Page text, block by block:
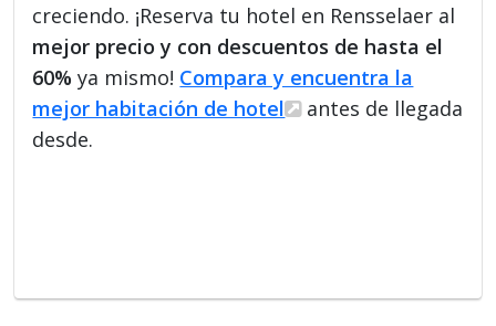
creciendo. ¡Reserva tu hotel en Rensselaer al
mejor precio y con descuentos de hasta el
60% ya mismo! Compara y encuentra la
mejor habitación de hotel
antes de llegada
desde.